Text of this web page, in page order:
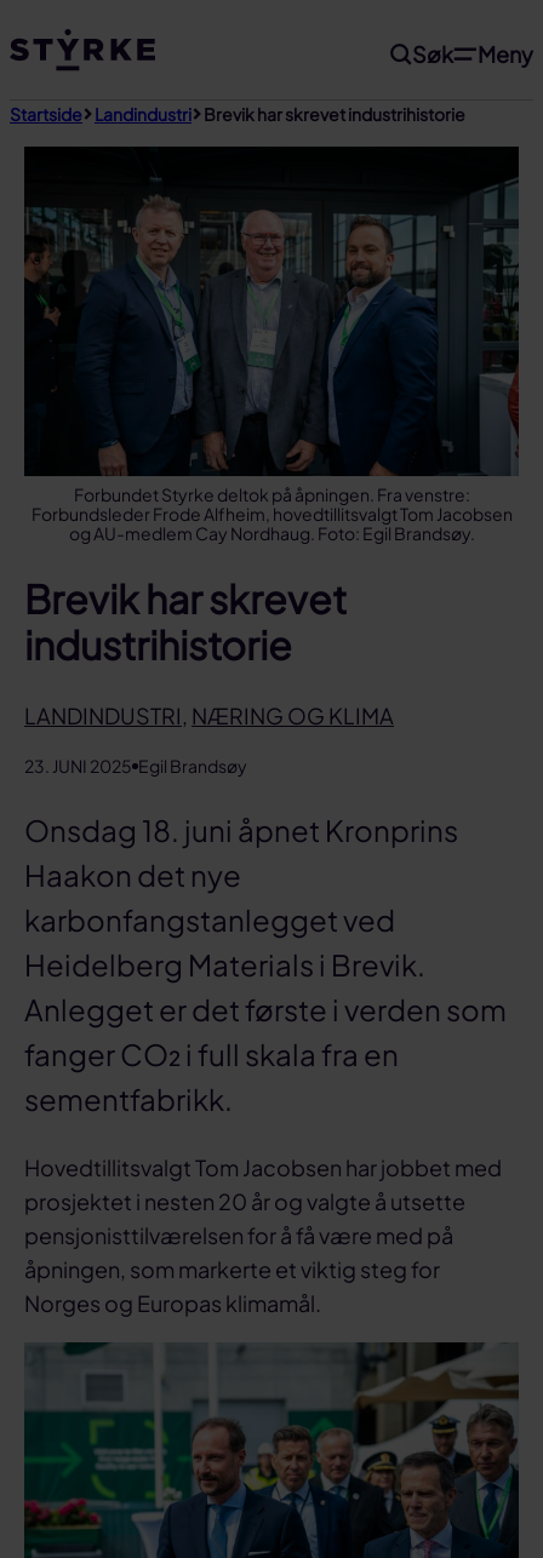
til
Søk Meny
Startside Landindustri Brevik har skrevet industrihistorie
Forbundet Styrke deltok på åpningen. Fra venstre:
Forbundsleder Frode Alfheim, hovedtillitsvalgt Tom Jacobsen
og AU-medlem Cay Nordhaug. Foto: Egil Brandsøy.
Brevik har skrevet
industrihistorie
LANDINDUSTRI, NÆRING OG KLIMA
23. JUNI 2025 Egil Brandsøy
Onsdag 18. juni åpnet Kronprins
Haakon det nye
karbonfangstanlegget ved
Heidelberg Materials i Brevik.
Anlegget er det første i verden som
fanger CO₂ i full skala fra en
sementfabrikk.
Hovedtillitsvalgt Tom Jacobsen har jobbet med
prosjektet i nesten 20 år og valgte å utsette
pensjonisttilværelsen for å få være med på
åpningen, som markerte et viktig steg for
Norges og Europas klimamål.